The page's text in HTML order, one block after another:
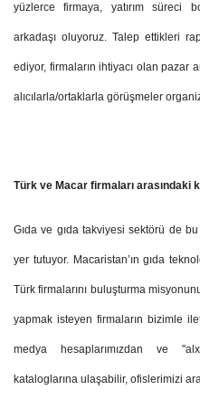
yüzlerce firmaya, yatırım süreci
arkadaşı oluyoruz. Talep ettikleri
ediyor, firmaların ihtiyacı olan pazar
alıcılarla/ortaklarla görüşmeler
Türk ve Macar firmaları arasındaki
Gıda ve gıda takviyesi sektörü de
yer tutuyor. Macaristan’ın gıda
Türk firmalarını buluşturma
yapmak isteyen firmaların bizimle
medya hesaplarımızdan ve
kataloglarına ulaşabilir, ofislerimizi